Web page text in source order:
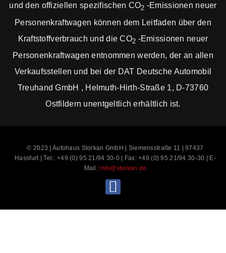
und den offiziellen spezifischen CO2 -Emissionen neuer
Personenkraftwagen können dem Leitfaden über den
Kraftstoffverbrauch und die CO2 -Emissionen neuer
Personenkraftwagen entnommen werden, der an allen
Verkaufsstellen und bei der DAT Deutsche Automobil
Treuhand GmbH , Helmuth-Hirth-Straße 1, D-73760
Ostfildern unentgeltlich erhältlich ist.
© 2023 | Autohaus Storkan GmbH | Siemensstraße 11 | 97437
Hassfurt | Tel.: +49 (0) 95 21/94 30-0 | Fax: +49 (0) 95 21/94 30-30 | E-
Mail:info@storkan.de